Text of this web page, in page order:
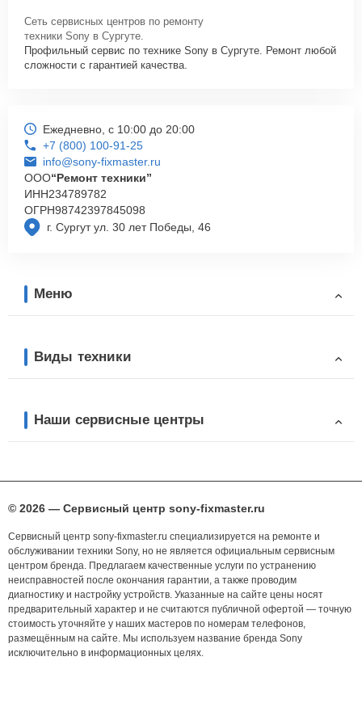
Сеть сервисных центров по ремонту
техники Sony в Сургуте.
Профильный сервис по технике Sony в Сургуте. Ремонт любой
сложности с гарантией качества.
г. Сургут ул. 30 лет Победы, 46
Ежедневно, с 10:00 до 20:00
+7 (800) 100-91-25
info@sony-fixmaster.ru
ООО“Ремонт техники”
ИНН234789782
ОГРН98742397845098
Меню
Виды техники
Наши сервисные центры
© 2026 — Сервисный центр sony-fixmaster.ru
Сервисный центр sony-fixmaster.ru специализируется на ремонте и
обслуживании техники Sony, но не является официальным сервисным
центром бренда. Предлагаем качественные услуги по устранению
неисправностей после окончания гарантии, а также проводим
диагностику и настройку устройств. Указанные на сайте цены носят
предварительный характер и не считаются публичной офертой — точную
стоимость уточняйте у наших мастеров по номерам телефонов,
размещённым на сайте. Мы используем название бренда Sony
исключительно в информационных целях.